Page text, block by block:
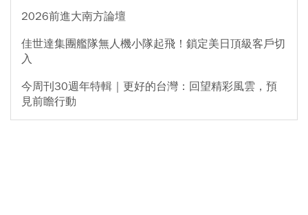
2026前進大南方論壇
佳世達集團艦隊無人機小隊起飛！鎖定美日頂級客戶切
入
今周刊30週年特輯｜更好的台灣：回望精彩風雲，預
見前瞻行動